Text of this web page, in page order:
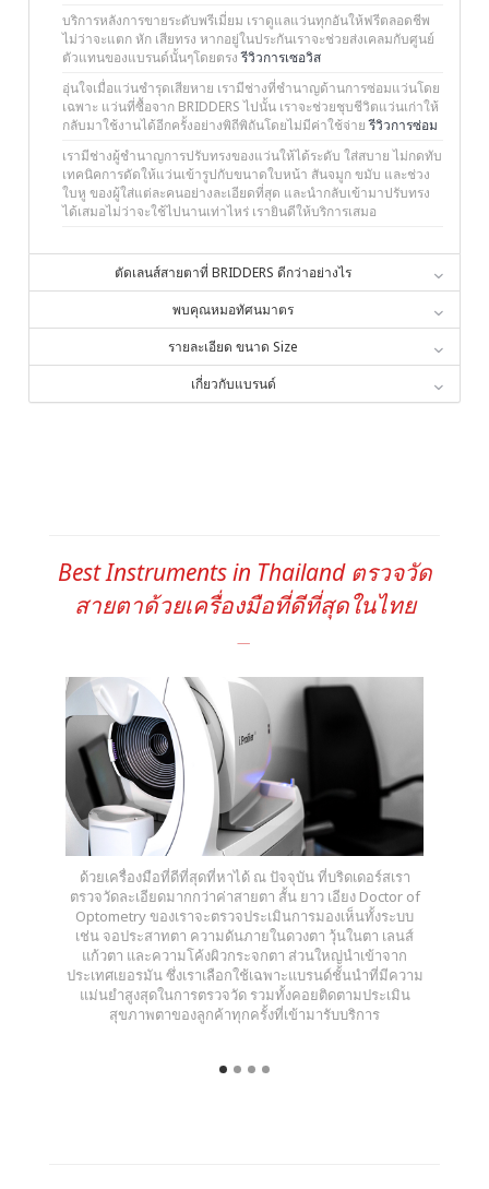
บริการหลังการขายระดับพรีเมี่ยม เราดูแลแว่นทุกอันให้ฟรีตลอดชีพ
ไม่ว่าจะแตก หัก เสียทรง หากอยู่ในประกันเราจะช่วยส่งเคลมกับศูนย์
ตัวแทนของแบรนด์นั้นๆโดยตรงรีวิวการเซอวิส
อุ่นใจเมื่อแว่นชำรุดเสียหาย เรามีช่างที่ชำนาญด้านการซ่อมแว่นโดย
เฉพาะ แว่นที่ซื้อจาก BRIDDERS ไปนั้น เราจะช่วยชุบชีวิตแว่นเก่าให้
กลับมาใช้งานได้อีกครั้งอย่างพิถีพิถันโดยไม่มีค่าใช้จ่ายรีวิวการซ่อม
เรามีช่างผู้ชำนาญการปรับทรงของแว่นให้ได้ระดับ ใส่สบาย ไม่กดทับ
เทคนิคการดัดให้แว่นเข้ารูปกับขนาดใบหน้า สันจมูก ขมับ และช่วง
ใบหู ของผู้ใส่แต่ละคนอย่างละเอียดที่สุด และนำกลับเข้ามาปรับทรง
ได้เสมอไม่ว่าจะใช้ไปนานเท่าไหร่ เรายินดีให้บริการเสมอ
ตัดเลนส์สายตาที่ BRIDDERS ดีกว่าอย่างไร
พบคุณหมอทัศนมาตร
รายละเอียด ขนาด Size
เกี่ยวกับแบรนด์
Best Instruments in Thailand ตรวจวัด
สายตาด้วยเครื่องมือที่ดีที่สุดในไทย
ด้วยเครื่องมือที่ดีที่สุดที่หาได้ ณ ปัจจุบัน ที่บริดเดอร์สเรา
ตรวจวัดละเอียดมากกว่าค่าสายตา สั้น ยาว เอียง Doctor of
Optometry ของเราจะตรวจประเมินการมองเห็นทั้งระบบ
เช่น จอประสาทตา ความดันภายในดวงตา วุ้นในตา เลนส์
แก้วตา และความโค้งผิวกระจกตา ส่วนใหญ่นำเข้าจาก
ประเทศเยอรมัน ซึ่งเราเลือกใช้เฉพาะแบรนด์ชั้นนำที่มีความ
แม่นยำสูงสุดในการตรวจวัด รวมทั้งคอยติดตามประเมิน
สุขภาพตาของลูกค้าทุกครั้งที่เข้ามารับบริการ